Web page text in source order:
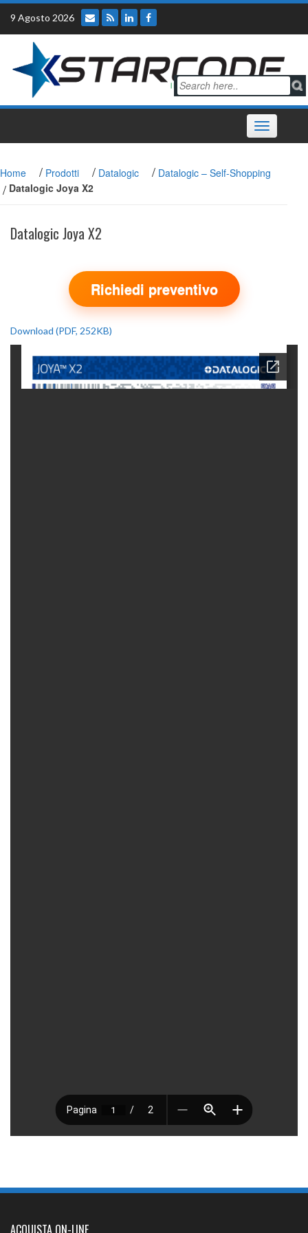
Skip
content
9 Agosto 2026
Toggle
navigation
Home / Prodotti / Datalogic / Datalogic – Self-Shopping
/ Datalogic Joya X2
Datalogic Joya X2
Richiedi preventivo
Download (PDF, 252KB)
ACQUISTA ON-LINE